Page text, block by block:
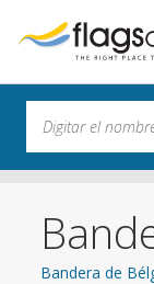
Bandera de